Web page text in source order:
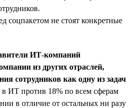
соцпакетом не стоят конкретные
ИТ-компаний
из других отраслей,
сотрудников как одну из задач
в ИТ против 18% по всем сферам
в отличие от остальных ни разу